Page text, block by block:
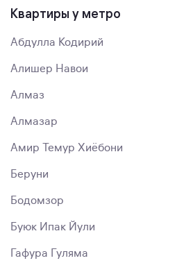
Квартиры у метро
Абдулла Кодирий
Алишер Навои
Алмаз
Алмазар
Амир Темур Хиёбони
Беруни
Бодомзор
Буюк Ипак Йули
Гафура Гуляма